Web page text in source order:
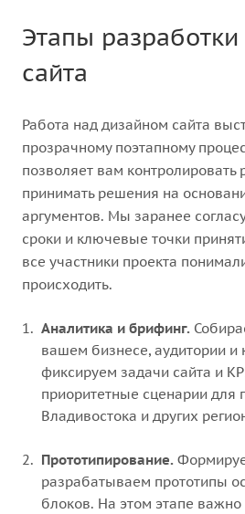
Этапы
сайта
Работа над дизайном сайта
прозрачному поэтапному
позволяет вам контролировать
принимать решения на
аргументов. Мы заранее
сроки и ключевые точки
все участники проекта
происходить.
Аналитика и брифинг.
вашем бизнесе, аудитории и
фиксируем задачи сайта и
приоритетные сценарии для
Владивостока и других
Прототипирование.
разрабатываем прототипы
блоков. На этом этапе